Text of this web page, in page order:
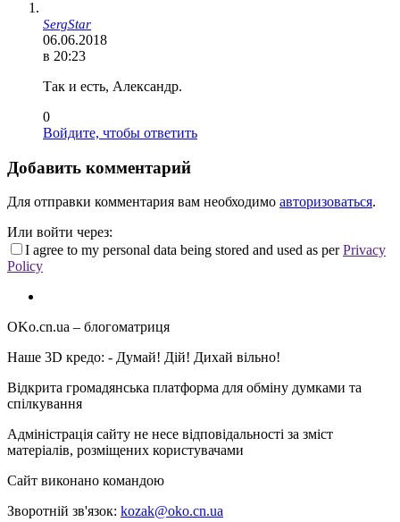
SergStar
06.06.2018
в 20:23
Так и есть, Александр.
0
Войдите, чтобы ответить
Добавить комментарий
Для отправки комментария вам необходимо авторизоваться.
Или войти через:
I agree to my personal data being stored and used as perPrivacy
Policy
OKo.cn.ua – блогоматриця
Наше 3D кредо: - Думай! Дій! Дихай вільно!
Відкрита громадянська платформа для обміну думками та
спілкування
Адміністрація сайту не несе відповідальності за зміст
матеріалів, розміщених користувачами
Сайт виконано командою
Зворотній зв'язок: kozak@oko.cn.ua